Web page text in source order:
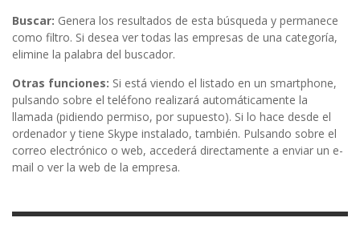
Buscar: Genera los resultados de esta búsqueda y permanece
como filtro. Si desea ver todas las empresas de una categoría,
elimine la palabra del buscador.
Otras funciones: Si está viendo el listado en un smartphone,
pulsando sobre el teléfono realizará automáticamente la
llamada (pidiendo permiso, por supuesto). Si lo hace desde el
ordenador y tiene Skype instalado, también. Pulsando sobre el
correo electrónico o web, accederá directamente a enviar un e-
mail o ver la web de la empresa.